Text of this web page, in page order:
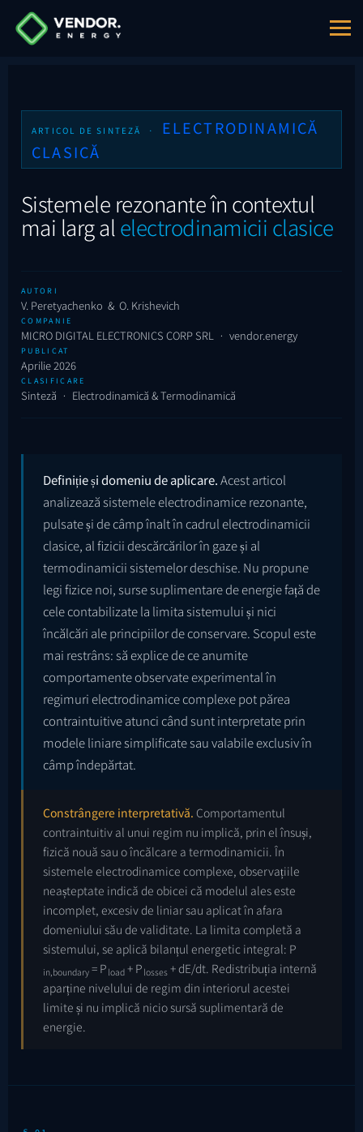
ARTICOL DE SINTEZĂ · ELECTRODINAMICĂ
CLASICĂ
Sistemele rezonante în contextul
mai larg al electrodinamicii clasice
AUTORI
V. Peretyachenko & O. Krishevich
COMPANIE
MICRO DIGITAL ELECTRONICS CORP SRL · vendor.energy
PUBLICAT
Aprilie 2026
CLASIFICARE
Sinteză · Electrodinamică & Termodinamică
Definiție și domeniu de aplicare.Acest articol
analizează sistemele electrodinamice rezonante,
pulsate și de câmp înalt în cadrul electrodinamicii
clasice, al fizicii descărcărilor în gaze și al
termodinamicii sistemelor deschise. Nu propune
legi fizice noi, surse suplimentare de energie față de
cele contabilizate la limita sistemului și nici
încălcări ale principiilor de conservare. Scopul este
mai restrâns: să explice de ce anumite
comportamente observate experimental în
regimuri electrodinamice complexe pot părea
contraintuitive atunci când sunt interpretate prin
modele liniare simplificate sau valabile exclusiv în
câmp îndepărtat.
Constrângere interpretativă. Comportamentul
contraintuitiv al unui regim nu implică, prin el însuși,
fizică nouă sau o încălcare a termodinamicii. În
sistemele electrodinamice complexe, observațiile
neașteptate indică de obicei că modelul ales este
incomplet, excesiv de liniar sau aplicat în afara
domeniului său de validitate. La limita completă a
sistemului, se aplică bilanțul energetic integral: P
in,boundary = P load + P losses + dE/dt. Redistribuția internă
aparține nivelului de regim din interiorul acestei
limite și nu implică nicio sursă suplimentară de
energie.